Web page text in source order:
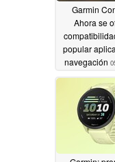
Garmin
Ahora se
popular
navegación